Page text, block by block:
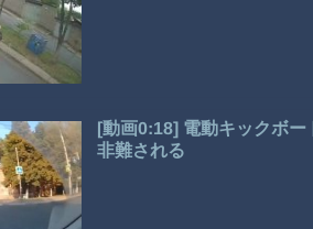
[動画0:18] 電動キックボ
非難される